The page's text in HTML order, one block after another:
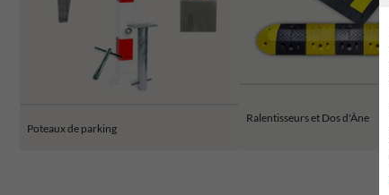
Poteaux de parking
Ralentisseurs et Dos d'Âne